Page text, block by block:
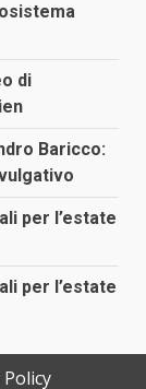
di
Baricco:
per l’estate
per l’estate
Policy